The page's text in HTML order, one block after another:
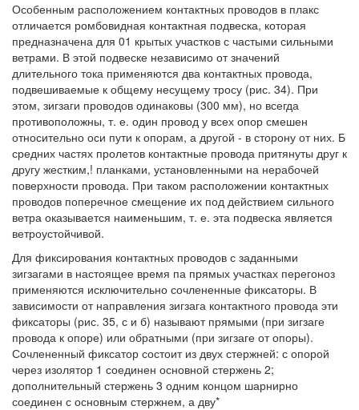
Особенным расположением контактных проводов в плакс
отличается ромбовидная контактная подвеска, которая
предназначена для 01 крытых участков с частыми сильными
ветрами. В этой подвеске независимо от значений
длительного тока применяются два контактных провода,
подвешиваемые к общему несущему тросу (рис. 34). При
этом, зигзаги проводов одинаковы (300 мм), но всегда
противоположны, т. е. один провод у всех опор смешен
относительно оси пути к опорам, а другой - в сторону от них. Б
средних частях пролетов контактные провода притянуты друг к
другу жестким,! планками, установленными на нерабочей
поверхности провода. При таком расположении контактных
проводов поперечное смещение их под действием сильного
ветра оказывается наименьшим, т. е. эта подвеска является
ветроустойчивой.
Для фиксирования контактных проводов с заданными
зигзагами в настоящее время па прямых участках перегоноз
применяются исключительно сочлененные фиксаторы. В
зависимости от направления зигзага контактного провода эти
фиксаторы (рис. 35, с и б) называют прямыми (при зигзаге
провода к опоре) или обратными (при зигзаге от опоры).
Сочлененный фиксатор состоит из двух стержней: с опорой
через изолятор 1 соединен основной стержень 2;
дополнительный стержень 3 одним концом шарнирно
соединен с основным стержнем, а дву*